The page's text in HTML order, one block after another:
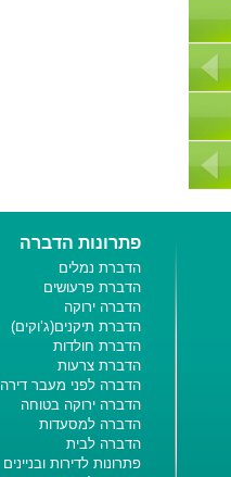
פתרונות הדברה
הדברת נמלים
הדברת פרעושים
הדברה ירוקה
הדברת תיקנים(ג’וקים)
הדברת חולדות
הדברת צרעות
הדברה לפני מעבר דירה
הדברה ירוקה בטוחה
הדברה למסעדות
הדברה לבית
פתרונות לדירות ובניינים